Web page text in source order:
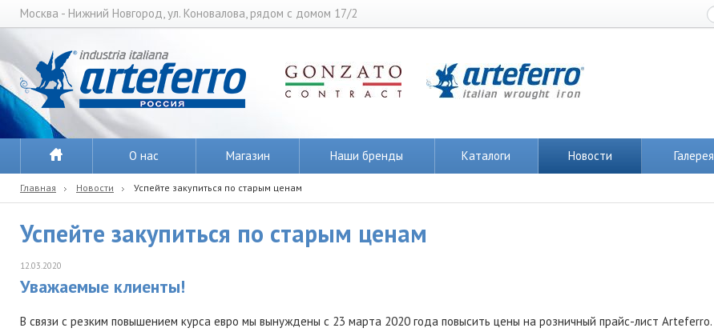
Москва - Нижний Новгород, ул. Коновалова, рядом с домом 17/2
О нас Магазин Наши бренды Каталоги Новости Галерея
Главная Новости Успейте закупиться по старым ценам
Успейте закупиться по старым ценам
12.03.2020
Уважаемые клиенты!
В связи с резким повышением курса евро мы вынуждены с 23 марта 2020 года повысить цены на розничный прайс-лист Arteferro.